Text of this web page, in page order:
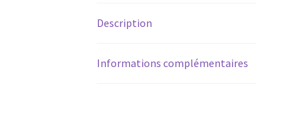
Description
Informations complémentaires